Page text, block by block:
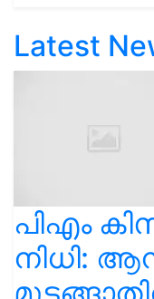
Latest
പിഎം
നിധി: